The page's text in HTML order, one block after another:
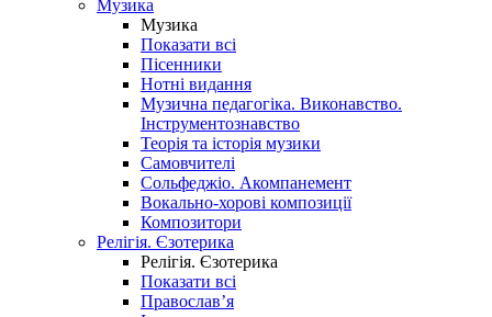
Музика
Музика
Показати всі
Пісенники
Нотні видання
Музична педагогіка. Виконавство.
Інструментознавство
Теорія та історія музики
Самовчителі
Сольфеджіо. Акомпанемент
Вокально-хорові композиції
Композитори
Релігія. Єзотерика
Релігія. Єзотерика
Показати всі
Православ’я